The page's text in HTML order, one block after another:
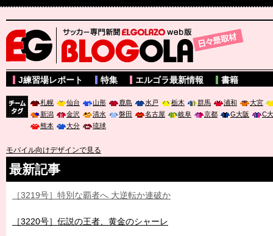
サッカー専門新聞ELGOLAZO web版 BLOGOLA
J練習場レポート 特集 エルゴラ最新情報 書籍
札幌 仙台 山形 鹿島 水戸 栃木 群馬 浦和
大宮
新潟
金沢 清水 磐田 名古屋 岐阜 京都 G大阪
C
熊本
大分 琉球
モバイル向けデザインで見る
最新記事
［3219号］特別な覇者へ 大逆転か連破か
［3220号］伝説の王者、黄金のシャーレ